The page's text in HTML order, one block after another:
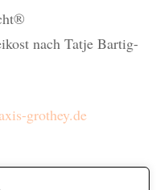
nach Tatje Bartig-
grothey.de